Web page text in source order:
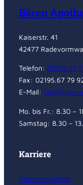
Bären
Kaiserstr. 41
42477
Telefon: 02195.67
Fax: 02195.67 79
E-Mail:
Mo. bis Fr.: 8.30 –
Samstag: 8.30 –
Karriere
Stellenangebote